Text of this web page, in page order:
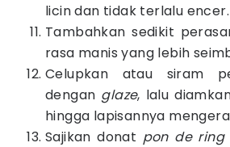
licin dan tidak terlalu encer.
Tambahkan sedikit
rasa manis yang lebih
Celupkan atau siram
dengan glaze, lalu
hingga lapisannya
Sajikan donat pon de ring